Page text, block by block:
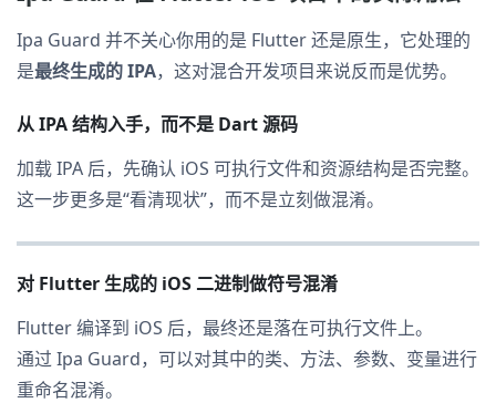
Ipa Guard 并不关心你用的是 Flutter 还是原生，它处理的
是最终生成的 IPA，这对混合开发项目来说反而是优势。
从 IPA 结构入手，而不是 Dart 源码
加载 IPA 后，先确认 iOS 可执行文件和资源结构是否完整。
这一步更多是“看清现状”，而不是立刻做混淆。
对 Flutter 生成的 iOS 二进制做符号混淆
Flutter 编译到 iOS 后，最终还是落在可执行文件上。
通过 Ipa Guard，可以对其中的类、方法、参数、变量进行
重命名混淆。